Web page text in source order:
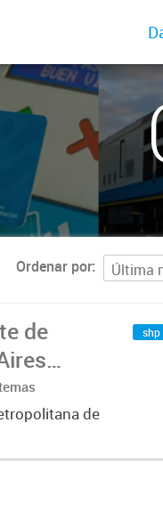
Ordenar por
de
de
shp